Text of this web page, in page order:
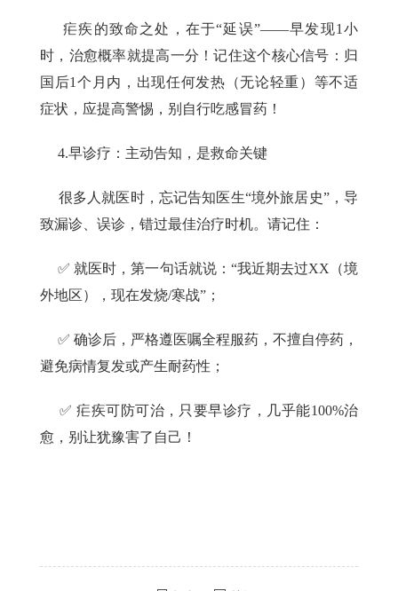
疟疾的致命之处，在于“延误”——早发现1小
时，治愈概率就提高一分！记住这个核心信号：归
国后1个月内，出现任何发热（无论轻重）等不适
症状，应提高警惕，别自行吃感冒药！
4.早诊疗：主动告知，是救命关键
很多人就医时，忘记告知医生“境外旅居史”，导
致漏诊、误诊，错过最佳治疗时机。请记住：
✅ 就医时，第一句话就说：“我近期去过XX（境
外地区），现在发烧/寒战”；
✅ 确诊后，严格遵医嘱全程服药，不擅自停药，
避免病情复发或产生耐药性；
✅ 疟疾可防可治，只要早诊疗，几乎能100%治
愈，别让犹豫害了自己！